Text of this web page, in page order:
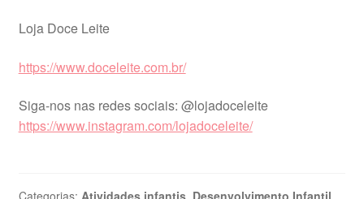
Loja Doce Leite
https://www.doceleite.com.br/
Siga-nos nas redes sociais: @lojadoceleite
https://www.instagram.com/lojadoceleite/
Categorias: Atividades infantis, Desenvolvimento Infantil